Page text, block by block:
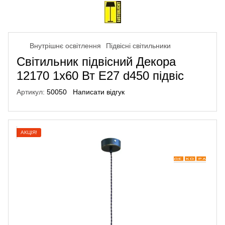
Внутрішнє освітлення Підвісні світильники
Світильник підвісний Декора
12170 1х60 Вт Е27 d450 підвіс
Артикул: 50050 Написати відгук
АКЦІЯ!